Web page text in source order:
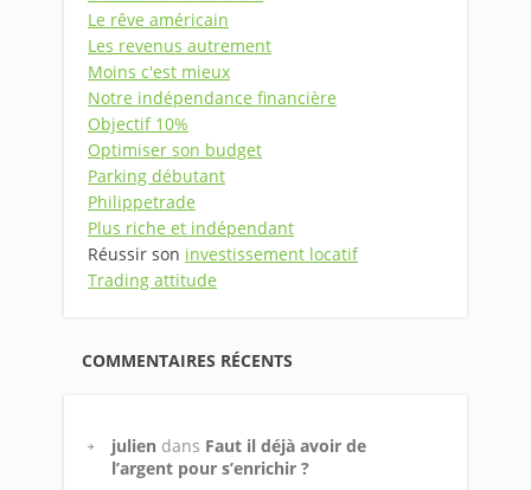
Le rêve américain
Les revenus autrement
Moins c'est mieux
Notre indépendance financière
Objectif 10%
Optimiser son budget
Parking débutant
Philippetrade
Plus riche et indépendant
Réussir son investissement locatif
Trading attitude
COMMENTAIRES RÉCENTS
julien dans Faut il déjà avoir de
l’argent pour s’enrichir ?